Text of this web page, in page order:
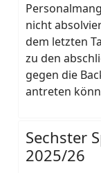
nicht
dem letzten
zu den
gegen die
antreten
Sechster
2025/26